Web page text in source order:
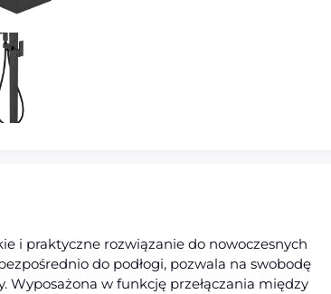
i praktyczne rozwiązanie do nowoczesnych
do podłogi, pozwala na swobodę
Wyposażona w funkcję przełączania między